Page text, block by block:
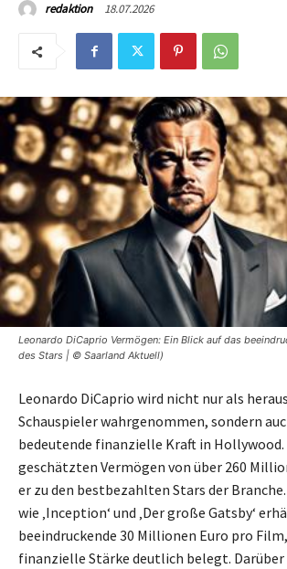
redaktion 18.07.2026
Leonardo DiCaprio Vermögen: Ein Blick auf das
des Stars | © Saarland Aktuell)
Leonardo DiCaprio wird nicht nur als
Schauspieler wahrgenommen, sondern
bedeutende finanzielle Kraft in
geschätzten Vermögen von über 260
er zu den bestbezahlten Stars der
wie ‚Inception‘ und ‚Der große Gatsby‘
beeindruckende 30 Millionen Euro pro
finanzielle Stärke deutlich belegt.